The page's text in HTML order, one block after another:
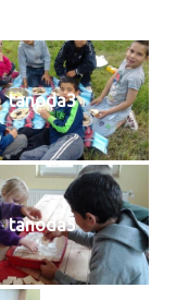
tanoda3
tanoda5